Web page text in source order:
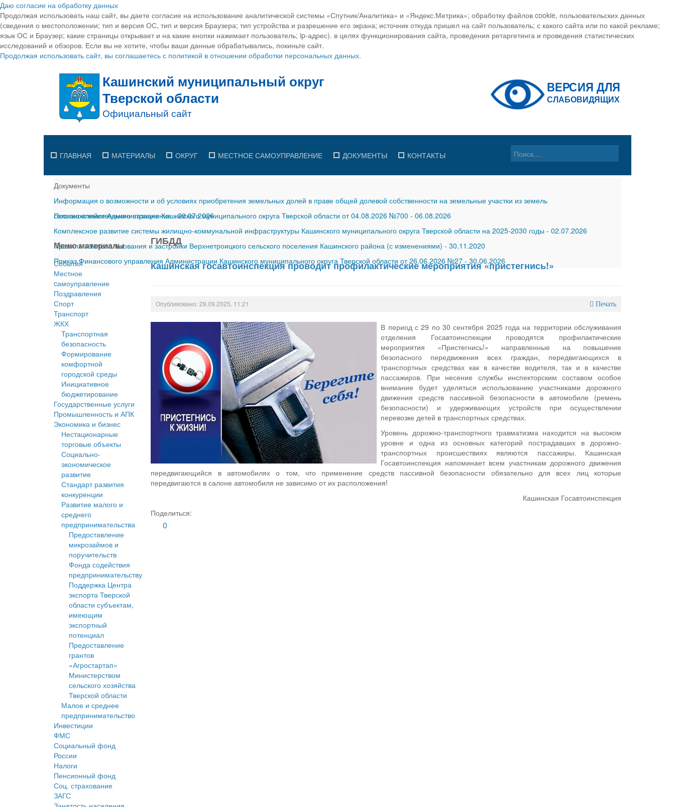
Даю согласие на обработку данных
Продолжая использовать наш сайт, вы даете согласие на использование аналитической системы «Спутник/Аналитика» и «Яндекс.Метрика»; обработку файлов cookie, пользовательских данных
(сведения о местоположении; тип и версия ОС, тип и версия Браузера; тип устройства и разрешение его экрана; источник откуда пришел на сайт пользователь; с какого сайта или по какой рекламе;
язык ОС и Браузер; какие страницы открывает и на какие кнопки нажимает пользователь; ip-адрес). в целях функционирования сайта, проведения ретаргетинга и проведения статистических
исследований и обзоров. Если вы не хотите, чтобы ваши данные обрабатывались, покиньте сайт.
Продолжая использовать сайт, вы соглашаетесь с политикой в отношении обработки персональных данных.
ГЛАВНАЯ МАТЕРИАЛЫ ОКРУГ МЕСТНОЕ САМОУПРАВЛЕНИЕ ДОКУМЕНТЫ КОНТАКТЫ
Документы
Информация о возможности и об условиях приобретения земельных долей в праве общей долевой собственности на земельные участки из земель
сельскохозяйственного назначения-29.07.2026
Постановление Администрации Кашинского муниципального округа Тверской области от 04.08.2026 №700 - 06.08.2026
Комплексное развитие системы жилищно-коммунальной инфраструктуры Кашинского муниципального округа Тверской области на 2025-2030 годы - 02.07.2026
Правила землепользования и застройки Верхнетроицкого сельского поселения Кашинского района (с изменениями) - 30.11.2020
Приказ Финансового управления Администрации Кашинского муниципального округа Тверской области от 26.06.2026 №27 - 30.06.2026
Меню материалы
События
Местное
cамоуправление
Поздравления
Спорт
Транспорт
ЖКХ
Транспортная
безопасность
Формирование
комфортной
городской среды
Инициативное
бюджетирование
Государственные услуги
Промышленность и АПК
Экономика и бизнес
Нестационарные
торговые объекты
Социально-
экономическое
развитие
Стандарт развития
конкуренции
Развитие малого и
среднего
предпринимательства
Предоставление
микрозаймов и
поручительств
Фонда содействия
предпринимательству
Поддержка Центра
экспорта Тверской
области субъектам,
имеющим
экспортный
потенциал
Предоставление
грантов
«Агростартап»
Министерством
сельского хозяйства
Тверской области
Малое и среднее
предпринимательство
Инвестиции
ФМС
Социальный фонд
России
Налоги
Пенсионный фонд
Соц. страхование
ЗАГС
ГИБДД
Кашинская госавтоинспекция проводит профилактические мероприятия «пристегнись!»
Опубликовано: 29.09.2025, 11:21 Печать
В период с 29 по 30 сентября 2025 года на территории обслуживания
отделения Госавтоинспекции проводятся профилактические
мероприятия «Пристегнись!» направленные на повышение
безопасного передвижения всех граждан, передвигающихся в
транспортных средствах как в качестве водителя, так и в качестве
пассажиров. При несение службы инспекторским составом особое
внимание будет уделяться использованию участниками дорожного
движения средств пассивной безопасности в автомобиле (ремень
безопасности) и удерживающих устройств при осуществлении
перевозке детей в транспортных средствах.
Уровень дорожно-транспортного травматизма находится на высоком
уровне и одна из основных категорий пострадавших в дорожно-
транспортных происшествиях являются пассажиры. Кашинская
Госавтоинспекция напоминает всем участникам дорожного движения
передвигающийся в автомобилях о том, что применение средств пассивной безопасности обязательно для всех лиц которые
передвигаются в салоне автомобиля не зависимо от их расположения!
Кашинская Госавтоинспекция
Поделиться:
0